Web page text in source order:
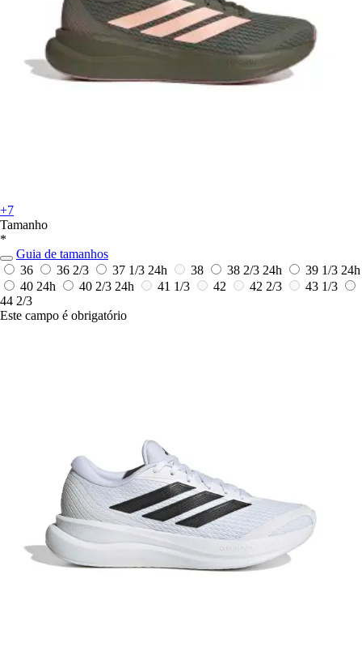
+7
Tamanho
*
Guia de tamanhos
36
36 2/3 37 1/3 24h 38 38 2/3 24h 39 1/3 24h
40 24h 40 2/3 24h 41 1/3 42 42 2/3
43 1/3
44 2/3
Este campo é obrigatório